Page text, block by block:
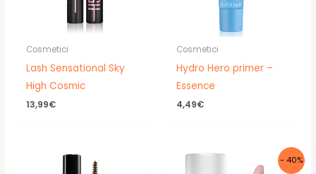
Cosmetici
Lash Sensational Sky
High Cosmic
13,99€
Cosmetici
Hydro Hero primer –
Essence
4,49€
- 40%